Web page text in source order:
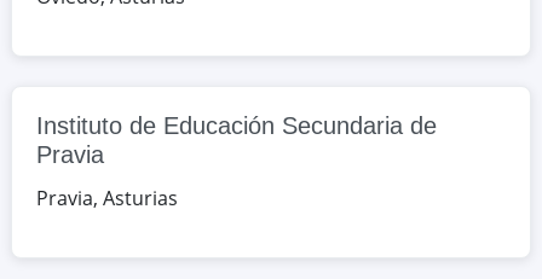
Construcción de Asturias"
Alto del Caleyu, 2, Soto Ribera,
Asturias, España
Instituto de Educación Secundaria de
Pravia
Pravia, Asturias